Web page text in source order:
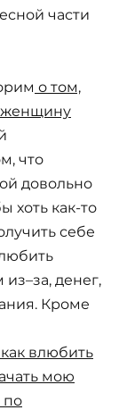
части
о том,
женщину
что
довольно
хоть как-то
себе
денег,
Кроме
влюбить
мою
по